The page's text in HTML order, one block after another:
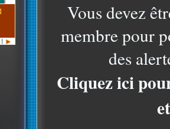
Vous devez
membre pour
des
Cliquez ici